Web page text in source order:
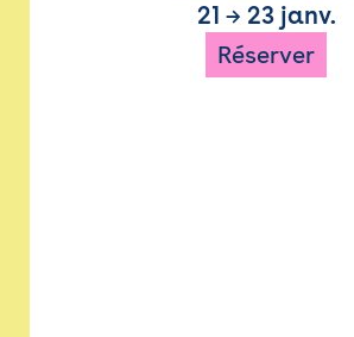
21 → 23 janv.
Réserver